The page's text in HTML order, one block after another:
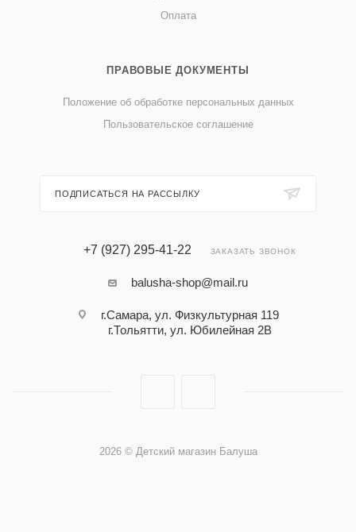
Оплата
ПРАВОВЫЕ ДОКУМЕНТЫ
Положение об обработке персональных данных
Пользовательское соглашение
ПОДПИСАТЬСЯ НА РАССЫЛКУ
+7 (927) 295-41-22 ЗАКАЗАТЬ ЗВОНОК
balusha-shop@mail.ru
г.Самара, ул. Физкультурная 119
г.Тольятти, ул. Юбилейная 2В
2026 © Детский магазин Балуша